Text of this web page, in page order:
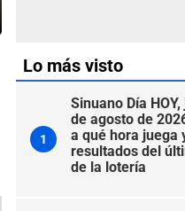
Lo más visto
1
Sinuano Día
de agosto de
a qué hora juega
resultados del
de la lotería